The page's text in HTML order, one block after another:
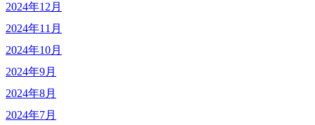
2024年12月
2024年11月
2024年10月
2024年9月
2024年8月
2024年7月